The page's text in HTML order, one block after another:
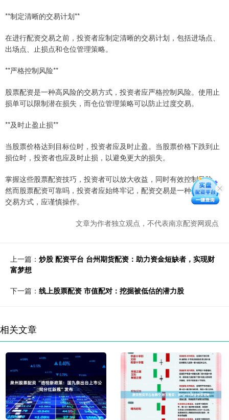
**制定清晰的交易计划**
在进行配资交易之前，投资者应制定清晰的交易计划，包括进场点、
出场点、止损点和仓位管理策略。
**严格控制风险**
股票配资是一种高风险的交易方式，投资者应严格控制风险。使用止
损单可以限制潜在损失，而仓位管理策略可以防止过度交易。
**及时止盈止损**
当股票价格达到目标位时，投资者应及时止盈。当股票价格下跌到止
损位时，投资者也应及时止损，以避免更大的损失。
掌握这些股票配资技巧，投资者可以放大收益，同时有效控制风险。
然而股票配资可靠吗，投资者应始终牢记，配资交易是一种高风险的
交易方式，应谨慎操作。
文章为作者独立观点，不代表南京配资网观点
上一篇： 炒股 配资平台 台州期货配资：助力资金短缺者，实现财
富梦想
下一篇： 线上股票配资 市值配对：挖掘被低估的潜力股
相关文章